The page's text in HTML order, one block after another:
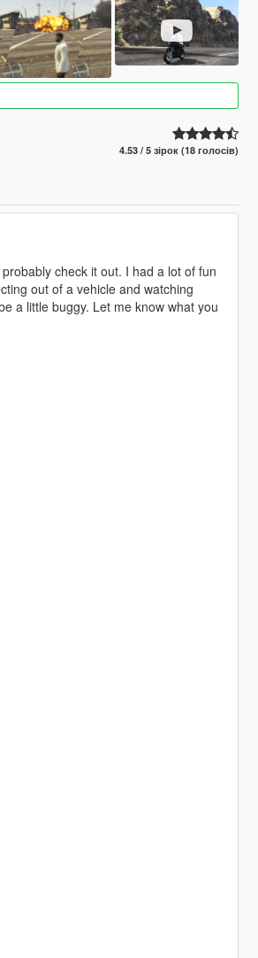
4.53 / 5 зірок (18 голосів)
check it out. I had a lot of fun
out of a vehicle and watching
a little buggy. Let me know what you